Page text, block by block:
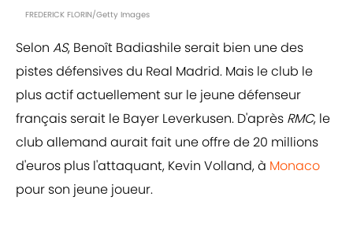
FREDERICK FLORIN/Getty Images
Selon AS, Benoît Badiashile serait bien une des
pistes défensives du Real Madrid. Mais le club le
plus actif actuellement sur le jeune défenseur
français serait le Bayer Leverkusen. D'après RMC, le
club allemand aurait fait une offre de 20 millions
d'euros plus l'attaquant, Kevin Volland, à Monaco
pour son jeune joueur.